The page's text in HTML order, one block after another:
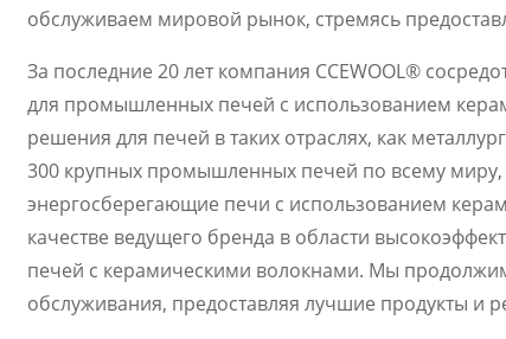
обслуживаем мировой рынок, стремясь
За последние 20 лет компания CCEWOOL®
для промышленных печей с использованием
решения для печей в таких отраслях, как
300 крупных промышленных печей по всему миру,
энергосберегающие печи с использованием
качестве ведущего бренда в области
печей с керамическими волокнами. Мы
обслуживания, предоставляя лучшие продукты и